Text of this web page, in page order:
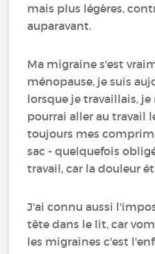
mais plus légères,
auparavant.
Ma migraine s'est
ménopause, je suis
lorsque je travaillais, je
pourrai aller au travail
toujours mes
sac - quelquefois
travail, car la douleur
J'ai connu aussi
tête dans le lit, car
les migraines c'est